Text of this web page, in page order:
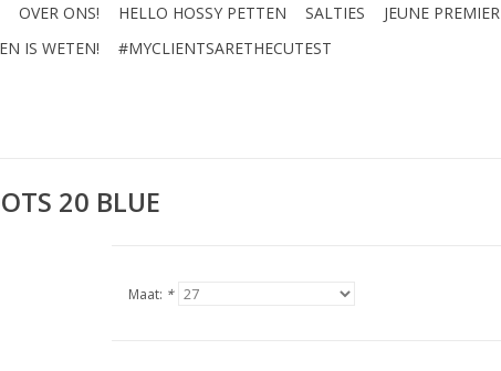
OVER ONS! HELLO HOSSY PETTEN SALTIES JEUNE PREMIER
IS WETEN! #MYCLIENTSARETHECUTEST
20 BLUE
Maat: *